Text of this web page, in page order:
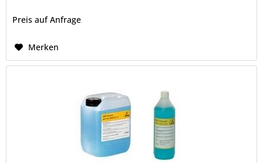
Preis auf Anfrage
Merken